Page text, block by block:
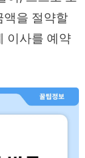
액을 절약할
이사를 예약